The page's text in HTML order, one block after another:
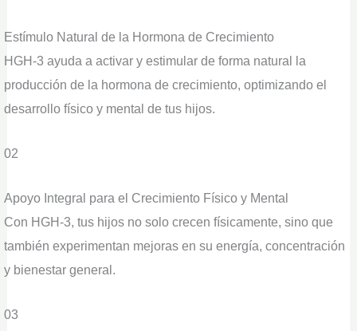
Estímulo Natural de la Hormona de Crecimiento
HGH-3 ayuda a activar y estimular de forma natural la
producción de la hormona de crecimiento, optimizando el
desarrollo físico y mental de tus hijos.
02
Apoyo Integral para el Crecimiento Físico y Mental
Con HGH-3, tus hijos no solo crecen físicamente, sino que
también experimentan mejoras en su energía, concentración
y bienestar general.
03